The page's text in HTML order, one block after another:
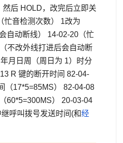
然后 HOLD，改完后立即关
忙音检测次数） 1改为
自动断线） 14-02-20（忙
不改外线打进后会自动断
月日周（周日为 1）时分
R 键的断开时间 82-04-
（17*5=85MS） 82-04-08
60*5=300MS） 20-03-04
呼叫拨号发送时间(和经